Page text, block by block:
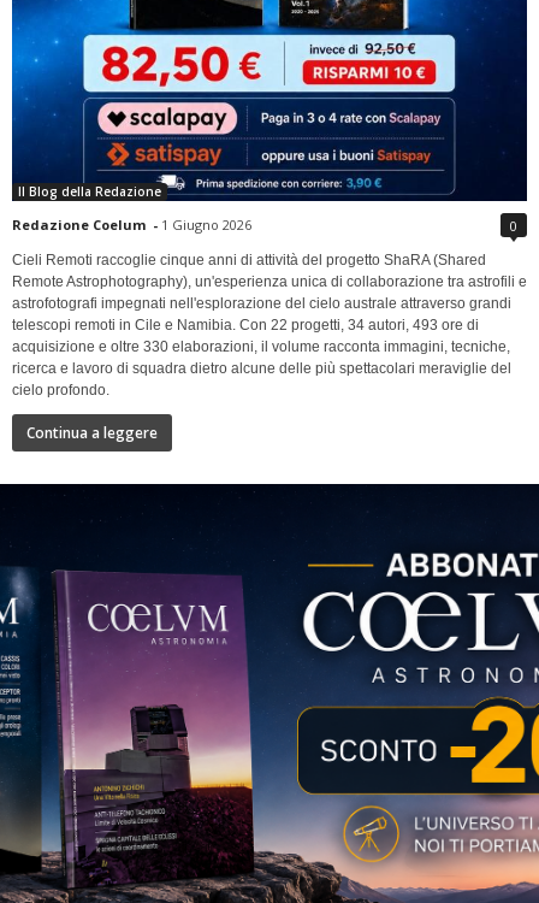
Il Blog della Redazione
Redazione Coelum - 1 Giugno 2026 0
Cieli Remoti raccoglie cinque anni di attività del progetto ShaRA (Shared
Remote Astrophotography), un'esperienza unica di collaborazione tra astrofili e
astrofotografi impegnati nell'esplorazione del cielo australe attraverso grandi
telescopi remoti in Cile e Namibia. Con 22 progetti, 34 autori, 493 ore di
acquisizione e oltre 330 elaborazioni, il volume racconta immagini, tecniche,
ricerca e lavoro di squadra dietro alcune delle più spettacolari meraviglie del
cielo profondo.
Continua a leggere